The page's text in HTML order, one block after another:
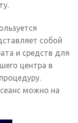
собой
и средств для
центра в
можно на